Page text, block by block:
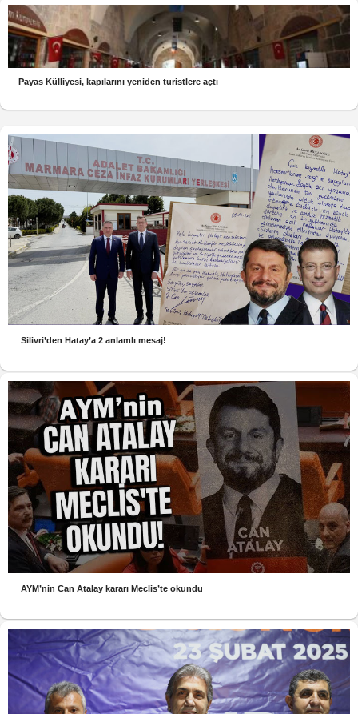
Payas Külliyesi, kapılarını yeniden turistlere açtı
Silivri’den Hatay’a 2 anlamlı mesaj!
AYM’nin Can Atalay kararı Meclis’te okundu